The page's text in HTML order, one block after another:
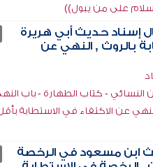
على من يبول))
إسناد حديث أبي هريرة
بالروث , النهي عن
- كتاب الطهارة - باب
عن الاكتفاء في الاستطابة
ابن مسعود في الرخصة